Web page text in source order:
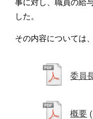
事に対し、職員の給
した。
その内容については
委員
概要